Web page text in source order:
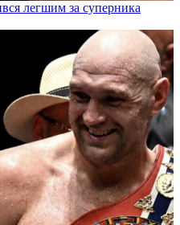
легшим за суперника